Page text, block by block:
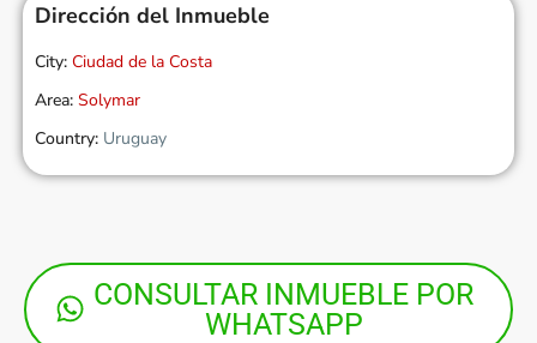
Dirección del Inmueble
City: Ciudad de la Costa
Area: Solymar
Country:Uruguay
CONSULTAR INMUEBLE POR
WHATSAPP